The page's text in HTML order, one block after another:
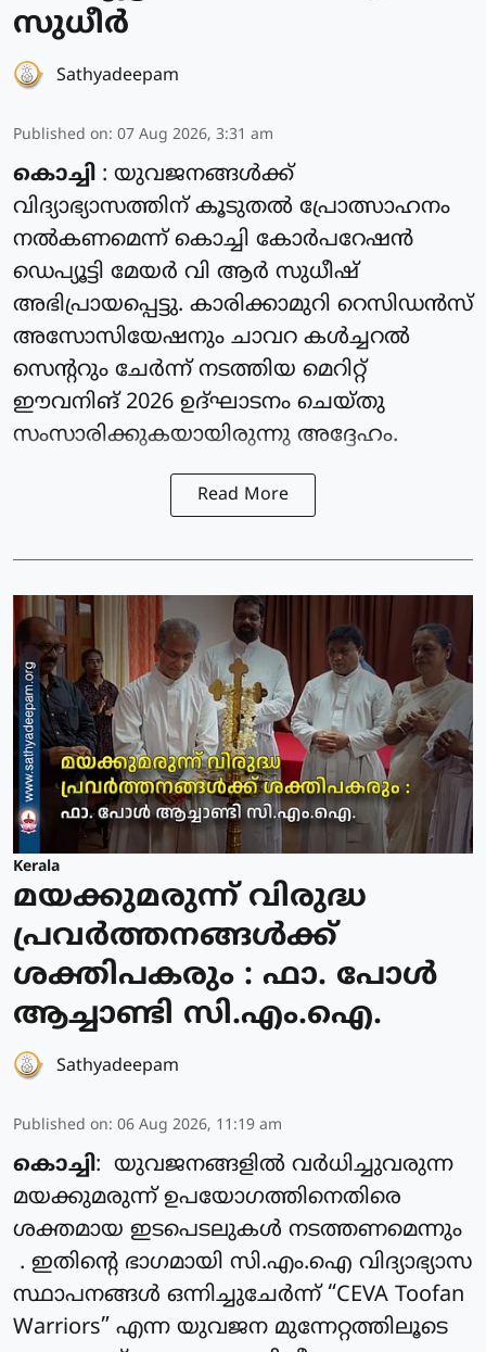
സുധീർ
Sathyadeepam
Published on: 07 Aug 2026, 3:31 am
കൊച്ചി : യുവജനങ്ങൾക്ക്
വിദ്യാഭ്യാസത്തിന് കൂടുതൽ പ്രോത്സാഹനം
നൽകണമെന്ന് കൊച്ചി കോർപറേഷൻ
ഡെപ്യൂട്ടി മേയർ വി ആർ സുധീഷ്
അഭിപ്രായപ്പെട്ടു. കാരിക്കാമുറി റെസിഡൻസ്
അസോസിയേഷനും ചാവറ കൾച്ചറൽ
സെന്ററും ചേർന്ന് നടത്തിയ മെറിറ്റ്
ഈവനിങ് 2026 ഉദ്ഘാടനം ചെയ്തു
സംസാരിക്കുകയായിരുന്നു അദ്ദേഹം.
Read More
Kerala
മയക്കുമരുന്ന് വിരുദ്ധ
പ്രവർത്തനങ്ങൾക്ക്
ശക്തിപകരും : ഫാ. പോൾ
ആച്ചാണ്ടി സി.എം.ഐ.
Sathyadeepam
Published on: 06 Aug 2026, 11:19 am
കൊച്ചി: യുവജനങ്ങളിൽ വർധിച്ചുവരുന്ന
മയക്കുമരുന്ന് ഉപയോഗത്തിനെതിരെ
ശക്തമായ ഇടപെടലുകൾ നടത്തണമെന്നും
. ഇതിന്റെ ഭാഗമായി സി.എം.ഐ വിദ്യാഭ്യാസ
സ്ഥാപനങ്ങൾ ഒന്നിച്ചുചേർന്ന് “CEVA Toofan
Warriors” എന്ന യുവജന മുന്നേറ്റത്തിലൂടെ